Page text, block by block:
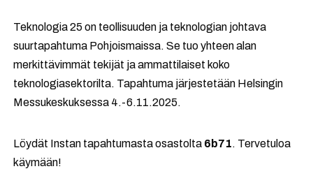
Teknologia 25 on teollisuuden ja teknologian johtava
suurtapahtuma Pohjoismaissa. Se tuo yhteen alan
merkittävimmät tekijät ja ammattilaiset koko
teknologiasektorilta. Tapahtuma järjestetään Helsingin
Messukeskuksessa 4.-6.11.2025.
Löydät Instan tapahtumasta osastolta 6b71. Tervetuloa
käymään!